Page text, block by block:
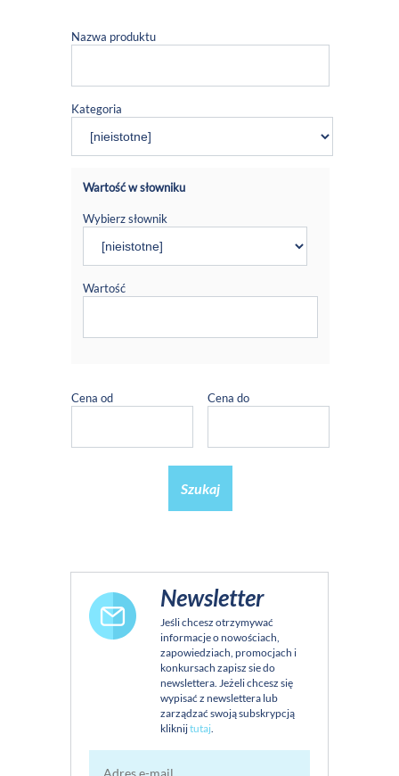
Nazwa produktu
Kategoria
Wartość w słowniku
Wybierz słownik
Wartość
Cena od Cena do
Szukaj
Newsletter
Jeśli chcesz otrzymywać
informacje o nowościach,
zapowiedziach, promocjach i
konkursach zapisz sie do
newslettera. Jeżeli chcesz się
wypisać z newslettera lub
zarządzać swoją subskrypcją
kliknijtutaj.